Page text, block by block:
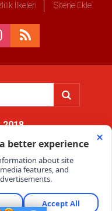
İlkeleri Sitene Ekle
tabidir.